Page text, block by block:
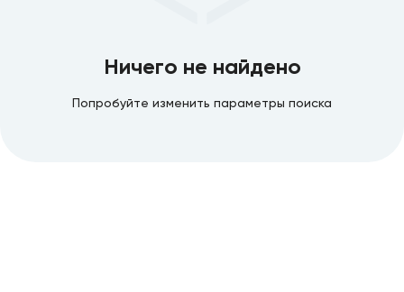
Ничего не найдено
Попробуйте изменить параметры поиска